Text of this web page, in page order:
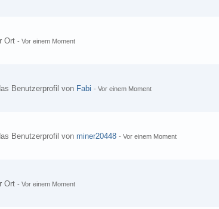
Ort - Vor einem Moment
Benutzerprofil von Fabi - Vor einem Moment
Benutzerprofil von miner20448 - Vor einem Moment
Ort - Vor einem Moment